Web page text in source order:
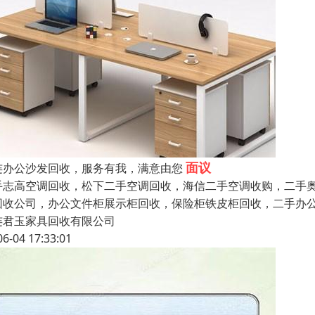
公沙发回收，服务有我，满意由您 面议
高空调回收，松下二手空调回收，海信二手空调收购，二
公司，办公文件柜展示柜回收，保险柜铁皮柜回收，二手
玉家具回收有限公司
04 17:33:01